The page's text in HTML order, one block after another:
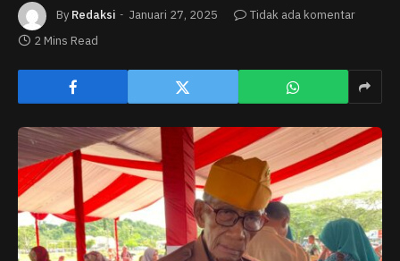
By Redaksi Januari 27, 2025
Tidak ada komentar
2 Mins Read